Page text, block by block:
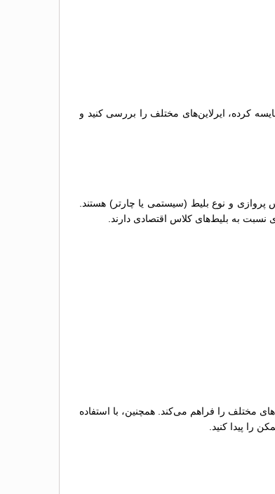
کرده، ایرلاین‌های مختلف را بررسی کنید و
و نوع بلیط (سیستمی یا چارتر) هستند.
به بلیط‌های کلاس اقتصادی دارند.
مختلف را فراهم می‌کند. همچنین، با استفاده
را پیدا کنید.